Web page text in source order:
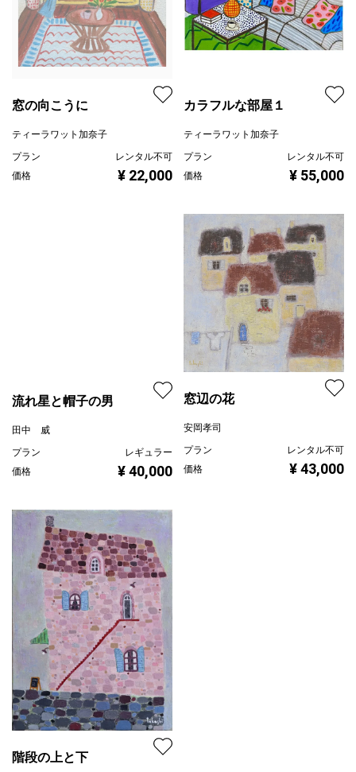
窓の向こうに
ティーラワット加奈子
プラン
レンタル不可
価格
¥ 22,000
カラフルな部屋１
ティーラワット加奈子
プラン
レンタル不可
価格
¥ 55,000
流れ星と帽子の男
プラン
レギュラー
¥ 40,000
窓辺の花
安岡孝司
プラン
レンタル不可
価格
¥ 43,000